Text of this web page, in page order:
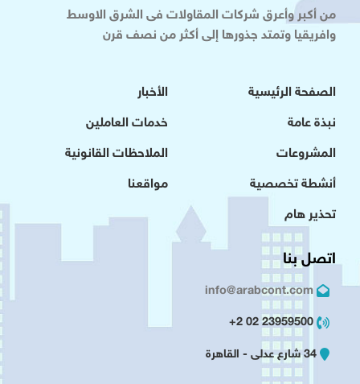
من أكبر وأعرق شركات المقاولات فى الشرق الاوسط
وافريقيا وتمتد جذورها إلى أكثر من نصف قرن
الصفحة الرئيسية
نبذة عامة
المشروعات
أنشطة تخصصية
تحذير هام
الأخبار
خدمات العاملين
الملاحظات القانونية
مواقعنا
اتصل بنا
info@arabcont.com
23959500 02 2+
34 شارع عدلى - القاهرة